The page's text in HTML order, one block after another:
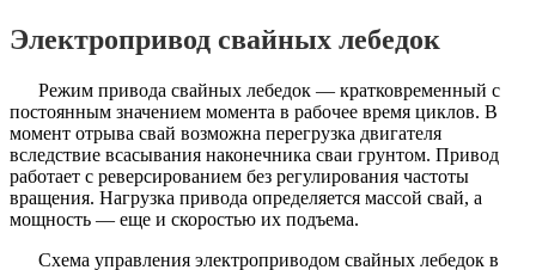
Электропривод свайных лебедок
Режим привода свайных лебедок — кратковременный с
постоянным значением момента в рабочее время циклов. В
момент отрыва свай возможна перегрузка двигателя
вследствие всасывания наконечника сваи грунтом. Привод
работает с реверсированием без регулирования частоты
вращения. Нагрузка привода определяется массой свай, а
мощность — еще и скоростью их подъема.
Схема управления электроприводом свайных лебедок в